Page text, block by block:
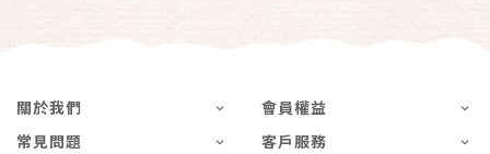
關於我們
會員權益
常見問題
客戶服務